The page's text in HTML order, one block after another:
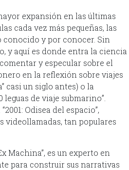
expansión en las últimas
cada vez más pequeñas, las
y por conocer. Sin
y aquí es donde entra la ciencia
y especular sobre el
en la reflexión sobre viajes
casi un siglo antes) o la
de viaje submarino”.
Odisea del espacio”,
tan populares
Machina”, es un experto en
para construir sus narrativas